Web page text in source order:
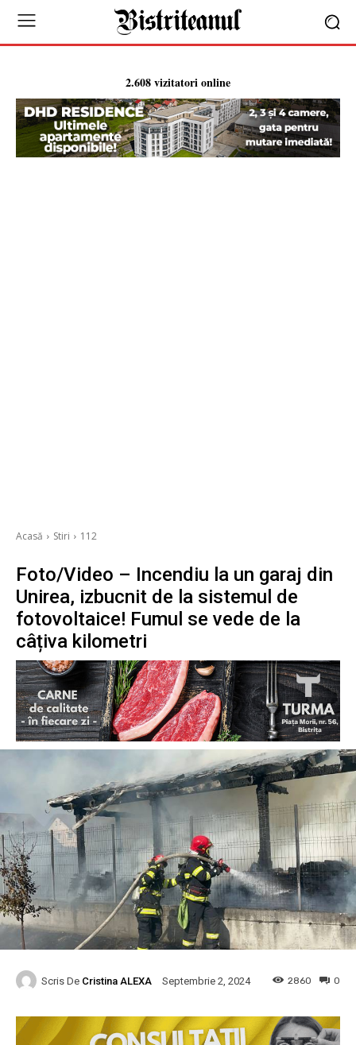
2.608 vizitatori online
Acasă Stiri 112
Foto/Video – Incendiu la un garaj din
Unirea, izbucnit de la sistemul de
fotovoltaice! Fumul se vede de la
câțiva kilometri
Scris De Cristina ALEXA Septembrie 2, 2024 0
2860